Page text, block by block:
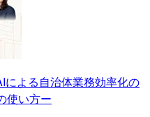
による自治体業務効率化の
使い方ー